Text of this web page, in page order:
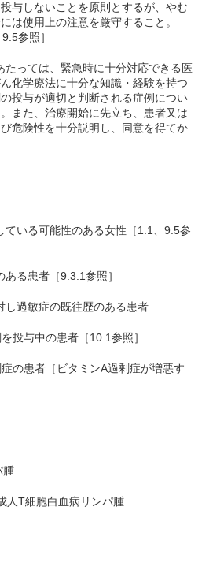
与しないことを原則とするが、やむ
は使用上の注意を厳守すること。
参照］
っては、緊急時に十分対応できる医
化学療法に十分な知識・経験を持つ
投与が適切と判断される症例につい
また、治療開始に先立ち、患者又は
危険性を十分説明し、同意を得てか
いる可能性のある女性［1.1、9.5参
る患者［9.3.1参照］
過敏症の既往歴のある患者
投与中の患者［10.1参照］
の患者［ビタミンA過剰症が増悪す
腫
人T細胞白血病リンパ腫